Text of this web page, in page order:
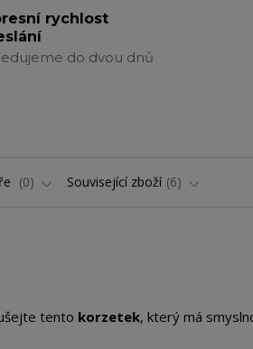
rychlost
do dvou dnů
0 Související zboží 6
tento korzetek, který má